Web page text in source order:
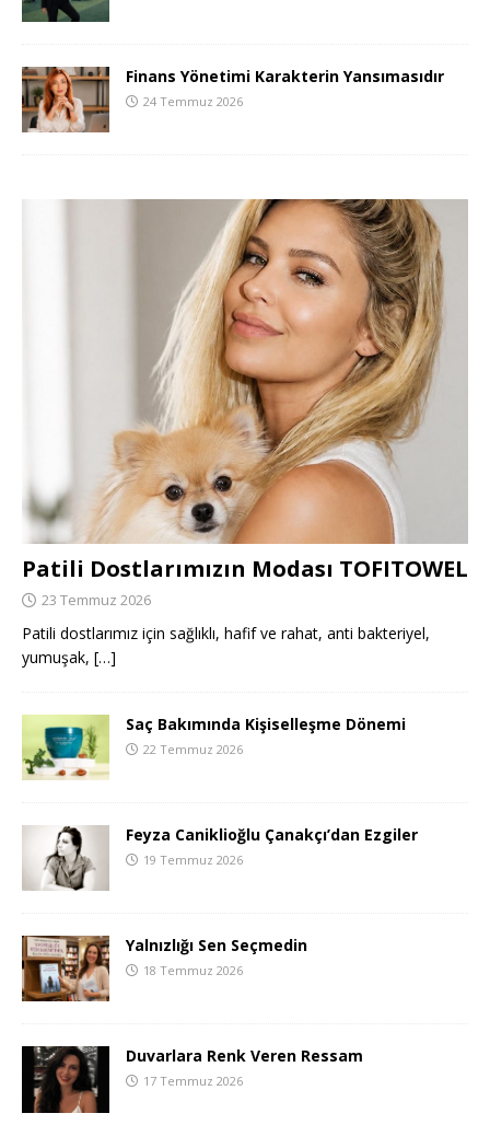
Finans Yönetimi Karakterin Yansımasıdır
24 Temmuz 2026
Patili Dostlarımızın Modası TOFITOWEL
23 Temmuz 2026
Patili dostlarımız için sağlıklı, hafif ve rahat, anti bakteriyel,
yumuşak, […]
Saç Bakımında Kişiselleşme Dönemi
22 Temmuz 2026
Feyza Caniklioğlu Çanakçı’dan Ezgiler
19 Temmuz 2026
Yalnızlığı Sen Seçmedin
18 Temmuz 2026
Duvarlara Renk Veren Ressam
17 Temmuz 2026